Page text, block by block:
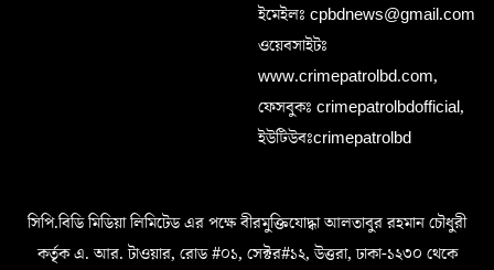
ইমেইলঃ cpbdnews@gmail.com
ওয়েবসাইটঃ
www.crimepatrolbd.com,
ফেসবুকঃ crimepatrolbdofficial,
ইউটিউবঃcrimepatrolbd
সিপি.বিডি মিডিয়া লিমিটেড এর পক্ষে বীরমুক্তিযোদ্ধা আলতাবুর রহমান চৌধুরী
কর্তৃক এ. আর. টাওয়ার, রোড #০১, সেক্টর#১২, উত্তরা, ঢাকা-১২৩০ থেকে